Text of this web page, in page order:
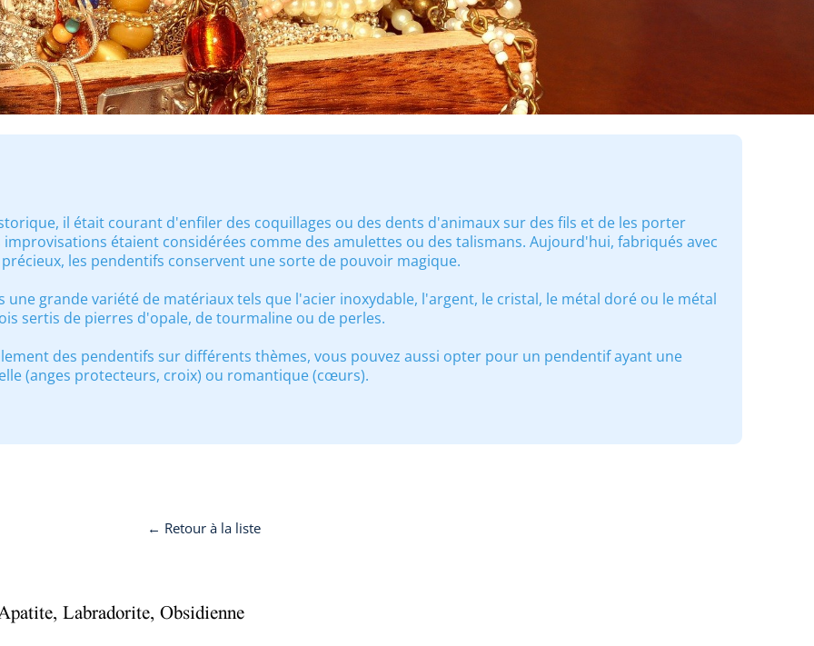
il était courant d'enfiler des coquillages ou des dents d'animaux sur des fils et de les porter
improvisations étaient considérées comme des amulettes ou des talismans. Aujourd'hui, fabriqués avec
les pendentifs conservent une sorte de pouvoir magique.
une grande variété de matériaux tels que l'acier inoxydable, l'argent, le cristal, le métal doré ou le métal
sertis de pierres d'opale, de tourmaline ou de perles.
des pendentifs sur différents thèmes, vous pouvez aussi opter pour un pendentif ayant une
(anges protecteurs, croix) ou romantique (cœurs).
← Retour à la liste
Labradorite, Obsidienne